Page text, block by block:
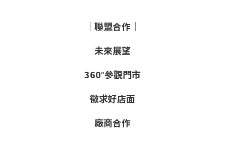
｜聯盟合作｜
未來展望
360°參觀門市
徵求好店面
廠商合作